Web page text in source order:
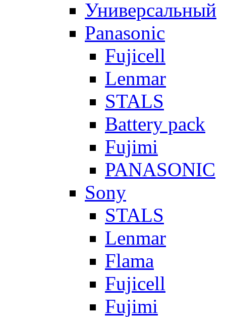
Универсальный
Panasonic
Fujicell
Lenmar
STALS
Battery pack
Fujimi
PANASONIC
Sony
STALS
Lenmar
Flama
Fujicell
Fujimi